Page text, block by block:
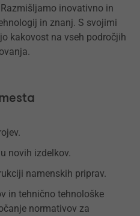
inovativno in
in znanj. S svojimi
kakovost na vseh področjih
novih izdelkov.
namenskih priprav.
in tehnično tehnološke
normativov za